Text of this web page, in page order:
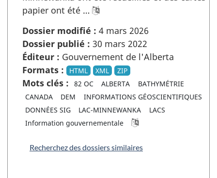
papier ont été …
Dossier modifié : 4 mars 2026
Dossier publié : 30 mars 2022
Éditeur : Gouvernement de l'Alberta
Formats :
HTML XML ZIP
Mots clés : 82 OC ALBERTA
BATHYMÉTRIE
CANADA
DEM
INFORMATIONS GÉOSCIENTIFIQUES
DONNÉES SIG
LAC-MINNEWANKA
LACS
Information gouvernementale
Recherchez des dossiers similaires